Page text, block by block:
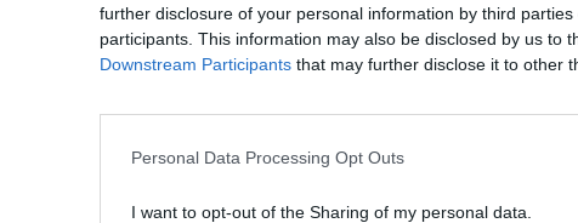
further disclosure of your personal information by third parties
participants. This information may also be disclosed by us to
Downstream Participants that may further disclose it to other
Personal Data Processing Opt Outs
I want to opt-out of the Sharing of my personal data.
υποχώρησε σε ποσοστό 0,39%.